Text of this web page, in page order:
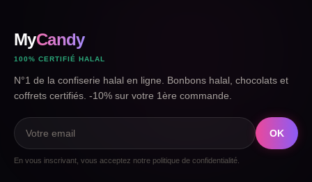
MyCandy
100% CERTIFIÉ HALAL
N°1 de la confiserie halal en ligne. Bonbons halal, chocolats et
coffrets certifiés. -10% sur votre 1ère commande.
OK
En vous inscrivant, vous acceptez notre politique de confidentialité.